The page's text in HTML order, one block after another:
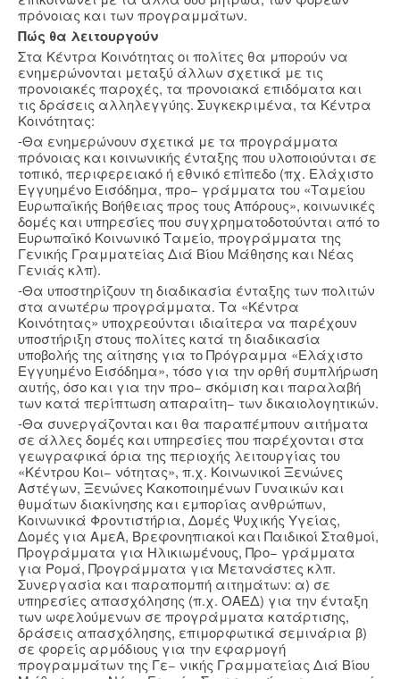
πρόνοιας και των προγραμμάτων.
Πώς θα λειτουργούν
Στα Κέντρα Κοινότητας οι πολίτες θα μπορούν να
ενημερώνονται μεταξύ άλλων σχετικά με τις
προνοιακές παροχές, τα προνοιακά επιδόματα και
τις δράσεις αλληλεγγύης. Συγκεκριμένα, τα Κέντρα
Κοινότητας:
-Θα ενημερώνουν σχετικά με τα προγράμματα
πρόνοιας και κοινωνικής ένταξης που υλοποιούνται σε
τοπικό, περιφερειακό ή εθνικό επίπεδο (πχ. Ελάχιστο
Εγγυημένο Εισόδημα, προ− γράμματα του «Ταμείου
Ευρωπαϊκής Βοήθειας προς τους Απόρους», κοινωνικές
δομές και υπηρεσίες που συγχρηματοδοτούνται από το
Ευρωπαϊκό Κοινωνικό Ταμείο, προγράμματα της
Γενικής Γραμματείας Διά Βίου Μάθησης και Νέας
Γενιάς κλπ).
-Θα υποστηρίζουν τη διαδικασία ένταξης των πολιτών
στα ανωτέρω προγράμματα. Τα «Κέντρα
Κοινότητας» υποχρεούνται ιδιαίτερα να παρέχουν
υποστήριξη στους πολίτες κατά τη διαδικασία
υποβολής της αίτησης για το Πρόγραμμα «Ελάχιστο
Εγγυημένο Εισόδημα», τόσο για την ορθή συμπλήρωση
αυτής, όσο και για την προ− σκόμιση και παραλαβή
των κατά περίπτωση απαραίτη− των δικαιολογητικών.
-Θα συνεργάζονται και θα παραπέμπουν αιτήματα
σε άλλες δομές και υπηρεσίες που παρέχονται στα
γεωγραφικά όρια της περιοχής λειτουργίας του
«Κέντρου Κοι− νότητας», π.χ. Κοινωνικοί Ξενώνες
Αστέγων, Ξενώνες Κακοποιημένων Γυναικών και
θυμάτων διακίνησης και εμπορίας ανθρώπων,
Κοινωνικά Φροντιστήρια, Δομές Ψυχικής Υγείας,
Δομές για ΑμεΑ, Βρεφονηπιακοί και Παιδικοί Σταθμοί,
Προγράμματα για Ηλικιωμένους, Προ− γράμματα
για Ρομά, Προγράμματα για Μετανάστες κλπ.
Συνεργασία και παραπομπή αιτημάτων: α) σε
υπηρεσίες απασχόλησης (π.χ. ΟΑΕΔ) για την ένταξη
των ωφελούμενων σε προγράμματα κατάρτισης,
δράσεις απασχόλησης, επιμορφωτικά σεμινάρια β)
σε φορείς αρμόδιους για την εφαρμογή
προγραμμάτων της Γε− νικής Γραμματείας Διά Βίου